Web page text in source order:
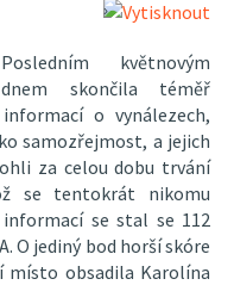
Posledním květnovým
dnem skončila téměř
o vynálezech,
samozřejmost, a jejich
za celou dobu trvání
se tentokrát nikomu
se stal se 112
O jediný bod horší skóre
místo obsadila Karolína